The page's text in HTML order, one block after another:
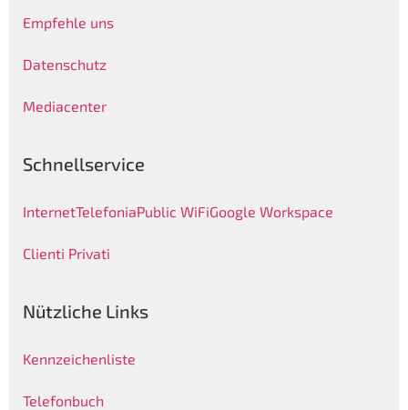
Empfehle uns
Datenschutz
Mediacenter
Schnellservice
InternetTelefoniaPublic WiFiGoogle Workspace
Clienti Privati
Nützliche Links
Kennzeichenliste
Telefonbuch